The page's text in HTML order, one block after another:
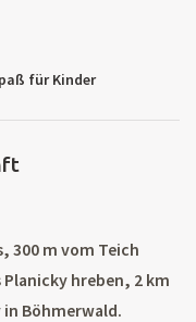
DE
für Kinder
300 m vom Teich
hreben, 2 km
Böhmerwald.